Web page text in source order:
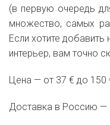
(в первую очередь
множество, самых
Если хотите
интерьер, вам точно
Цена — от 37 € до 150
Доставка в Россию —